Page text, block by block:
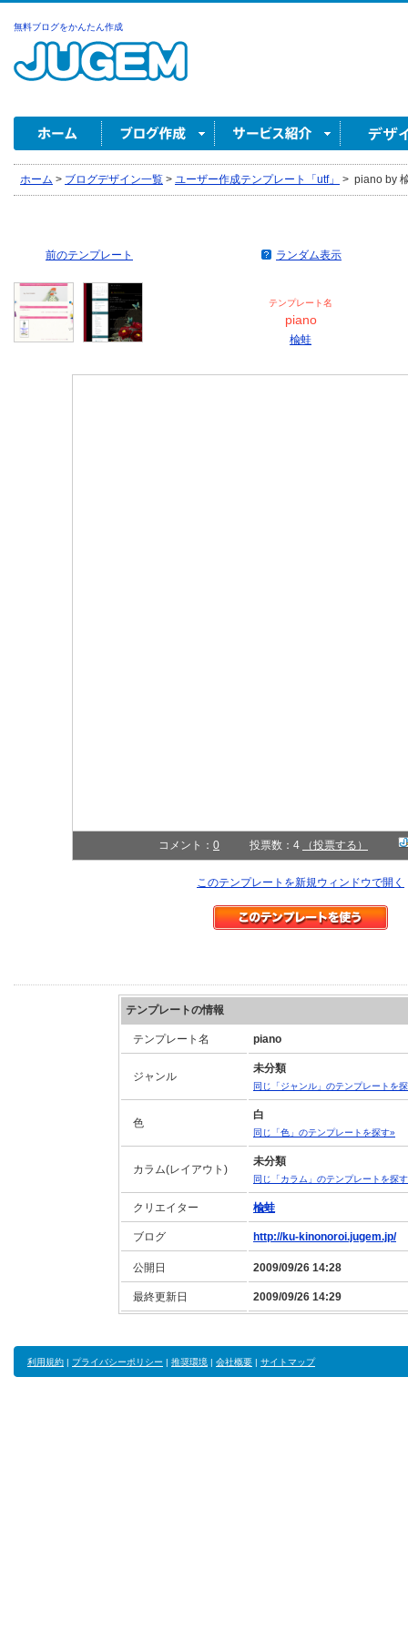
無料ブログをかんたん作成
ホーム > ブログデザイン一覧 > ユーザー作成テンプレート「utf」 > piano by
前のテンプレート ランダム表示
テンプレート名
piano
楡蛙
コメント： 0 投票数：4 （投票する）
このテンプレートを新規ウィンドウで開く
テンプレートの情報
テンプレート名 piano
ジャンル
未分類
同じ「ジャンル」のテンプレートを
色
白
同じ「色」のテンプレートを探す»
カラム(レイアウト)
未分類
同じ「カラム」のテンプレートを探
クリエイター 楡蛙
ブログ http://ku-kinonoroi.jugem.jp/
公開日 2009/09/26 14:28
最終更新日 2009/09/26 14:29
利用規約 | プライバシーポリシー | 推奨環境 | 会社概要 | サイトマップ